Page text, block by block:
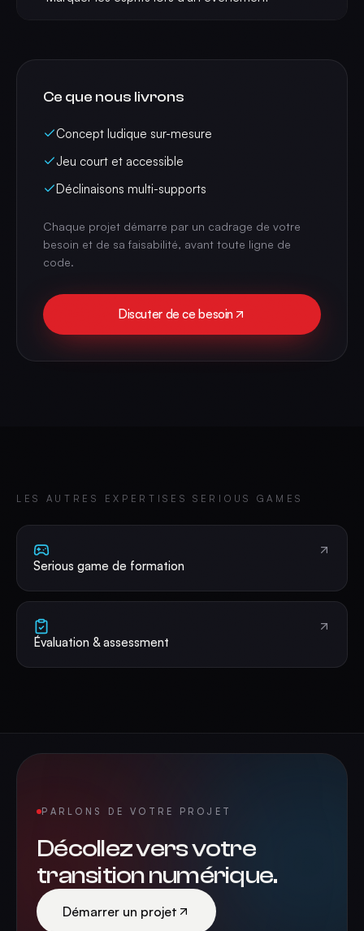
Ce que nous livrons
Concept ludique sur-mesure
Jeu court et accessible
Déclinaisons multi-supports
Chaque projet démarre par un cadrage de votre
besoin et de sa faisabilité, avant toute ligne de
code.
Discuter de ce besoin
LES AUTRES EXPERTISESSERIOUS GAMES
Serious game de formation
Évaluation & assessment
PARLONS DE VOTRE PROJET
Décollez vers votre
transition numérique.
Démarrer un projet